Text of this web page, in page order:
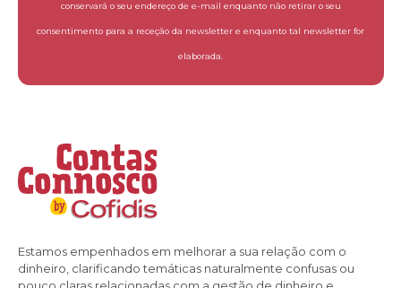
conservará o seu endereço de e-mail enquanto não retirar o seu
consentimento para a receção da newsletter e enquanto tal newsletter for
elaborada.
Estamos empenhados em melhorar a sua relação com o
dinheiro, clarificando temáticas naturalmente confusas ou
pouco claras relacionadas com a gestão de dinheiro e